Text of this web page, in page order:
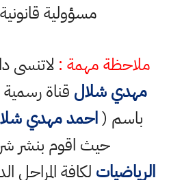
مسؤولية
ملاحظة مهمة : لاتنسى
مهدي شلال قناة
باسم (احمد مهدي
حيث اقوم بنشر
الرياضيات لكافة المراحل